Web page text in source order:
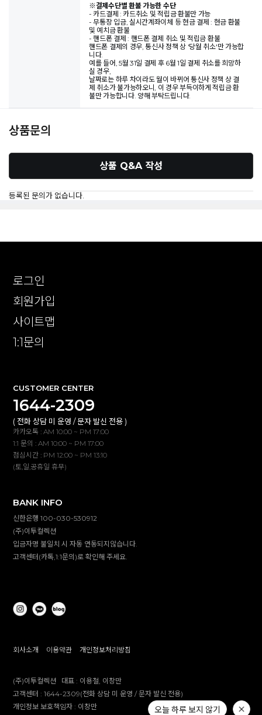
※결제수단별 환불 가능한 수단
- 카드결제 : 카드취소 및 적립금 환불만 가능
- 무통장 입금, 실시간계좌이체 등 현금 결제 : 현금 환불
및 예치금 환불
- 핸드폰 결제 : 핸드폰 결제 취소 및 적립금 환불
핸드폰 결제의 경우, 통신사 정책 상 '당월 취소'만 가능합
니다.
예를 들어, 5월 31일 결제 후 6월 1일 결제 취소를 희망하
실 경우,
날짜로는 하루 차이라도 월이 바뀌어 통신사 정책 상 결
제 취소가 불가능하오니, 이 경우 부득이하게 적립금 환
불만 가능합니다. 양해 부탁드립니다.
상품문의
상품 Q&A 작성
등록된 문의가 없습니다.
로그인
회원가입
사이트맵
1:1문의
CUSTOMER CENTER
1644-2309
( 전화 상담 미 운영 / 문자 발신 전용 )
카카오톡 : AM 10:00 ~ PM 17:00
1:1 문의 : AM 10:00 ~ PM 17:00
점심시간 : PM 12:00 ~ PM 13:10
(토,일,공휴일 휴무)
BANK INFO
신한은행 100-030-530912
(주)이투컬렉션
입금자명 불일치 시 자동 연동되지않습니다.
고객센터(카톡,1:1문의)로 확인해 주세요.
회사소개 이용약관 개인정보처리방침
(주)이투컬렉션 대표 : 이용철, 이창만
고객센터 :1644-2309(전화 상담 미 운영 / 문자 발신 전용)
개인정보 보호책임자 : 이창만
오늘 하루 보지 않기